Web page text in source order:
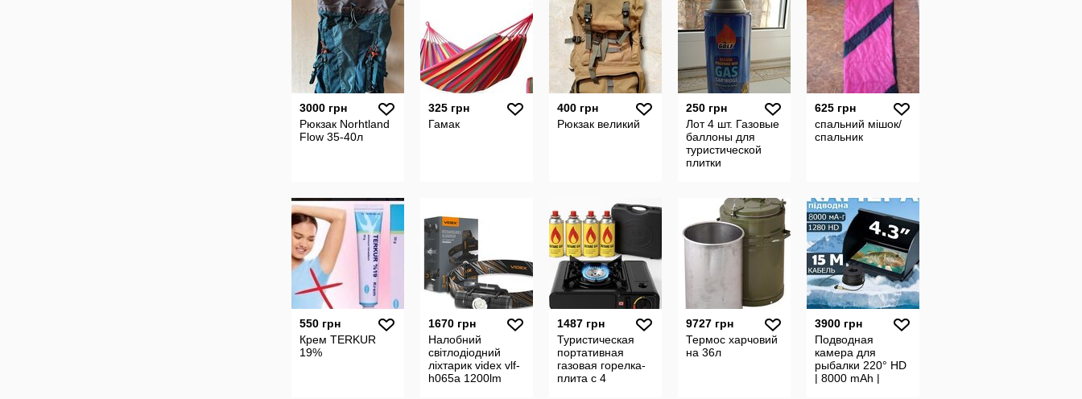
3000 грн
Рюкзак Norhtland
Flow 35-40л
325 грн
Гамак
400 грн
Рюкзак великий
250 грн
Лот 4 шт. Газовые
баллоны для
туристической
плитки
625 грн
спальний мішок/
спальник
550 грн
Крем TERKUR
19%
1670 грн
Налобний
світлодіодний
ліхтарик videx vlf-
h065a 1200lm
1487 грн
Туристическая
портативная
газовая горелка-
плита с 4
9727 грн
Термос харчовий
на 36л
3900 грн
Подводная
камера для
рыбалки 220° HD
| 8000 mAh |